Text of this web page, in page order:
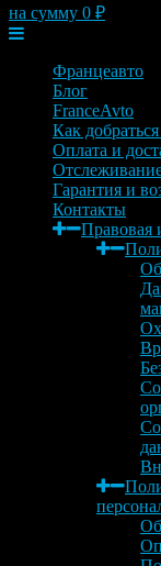
на сумму 0 ₽
Францеавто
Блог
FranceAvto
Как
Оплата и
Гарантия и
Контакты
Правовая